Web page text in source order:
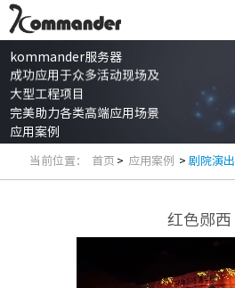
kommander服务器
成功应用于众多活动现场及
大型工程项目
完美助力各类高端应用场景
应用案例
当前位置： 首页 > 应用案例 >剧院演出
红色郧西